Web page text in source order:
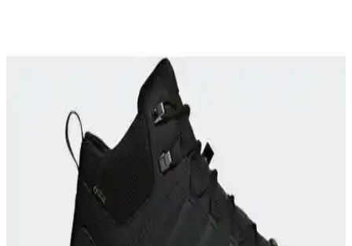
REI'nin çeşitli sırt çantalarında %30 indirimle sunulan Trail,
Ruckpack ve Flash serileri, dayanıklılık ve fonksiyonellik açısından
detaylı inceleniyor. Kullanıcı deneyimleri ve karşılaşılan sorunlar ele
Adidas TERREX ve Salomon X-Adventure GORE-
TEX Erkek Koşu Ayakkabıları Karşılaştırması
İki popüler outdoor ve koşu ayakkabısı olan adidas TERREX ve
Salomon X-Adventure, su geçirmezlik, hafiflik ve dayanıklılık gibi
kriterlerle detaylı karşılaştırıldı.